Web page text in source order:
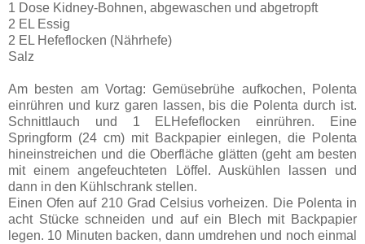
1 Dose Kidney-Bohnen, abgewaschen und abgetropft
2 EL Essig
2 EL Hefeflocken (Nährhefe)
Salz
Am besten am Vortag: Gemüsebrühe aufkochen, Polenta
einrühren und kurz garen lassen, bis die Polenta durch ist.
Schnittlauch und 1 ELHefeflocken einrühren. Eine
Springform (24 cm) mit Backpapier einlegen, die Polenta
hineinstreichen und die Oberfläche glätten (geht am besten
mit einem angefeuchteten Löffel. Auskühlen lassen und
dann in den Kühlschrank stellen.
Einen Ofen auf 210 Grad Celsius vorheizen. Die Polenta in
acht Stücke schneiden und auf ein Blech mit Backpapier
legen. 10 Minuten backen, dann umdrehen und noch einmal